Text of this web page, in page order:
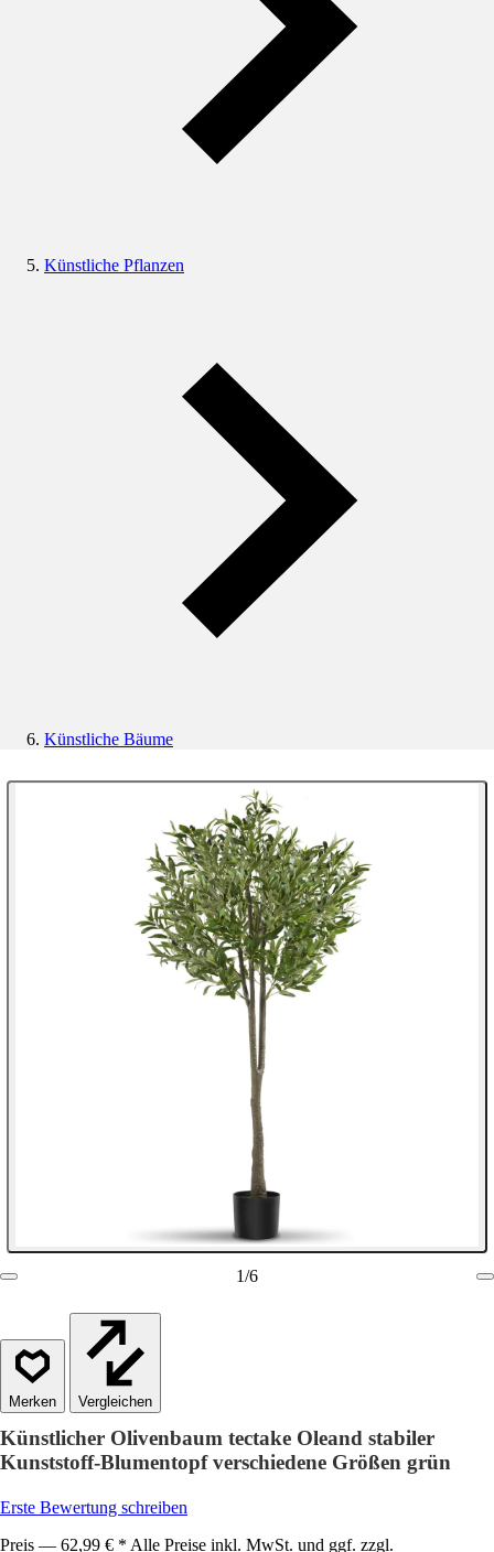
Künstliche Pflanzen
Künstliche Bäume
1/6
Vergleichen
Künstlicher Olivenbaum tectake Oleand stabiler
Kunststoff-Blumentopf verschiedene Größen grün
Erste Bewertung schreiben
Preis — 62,99 € * Alle Preise inkl. MwSt. und ggf. zzgl.